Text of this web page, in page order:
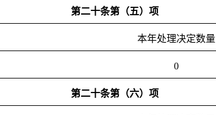
第二十条第（五）项
本年处理决定数量
0
第二十条第（六）项